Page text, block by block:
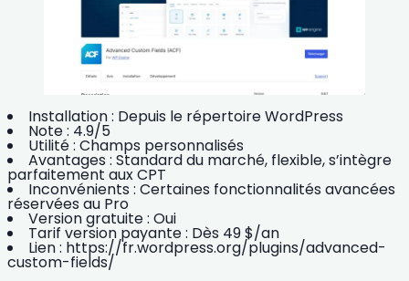
Installation : Depuis le répertoire WordPress
Note : 4.9/5
Utilité : Champs personnalisés
Avantages : Standard du marché, flexible, s’intègre
parfaitement aux CPT
Inconvénients : Certaines fonctionnalités avancées
réservées au Pro
Version gratuite : Oui
Tarif version payante : Dès 49 $/an
Lien : https://fr.wordpress.org/plugins/advanced-
custom-fields/